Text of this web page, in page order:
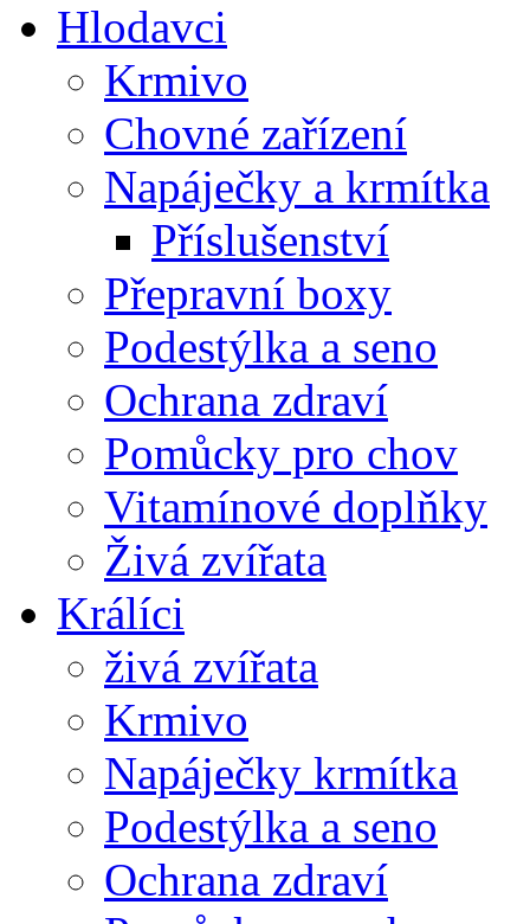
Hlodavci
Krmivo
Chovné zařízení
Napáječky a krmítka
Příslušenství
Přepravní boxy
Podestýlka a seno
Ochrana zdraví
Pomůcky pro chov
Vitamínové doplňky
Živá zvířata
Králíci
živá zvířata
Krmivo
Napáječky krmítka
Podestýlka a seno
Ochrana zdraví